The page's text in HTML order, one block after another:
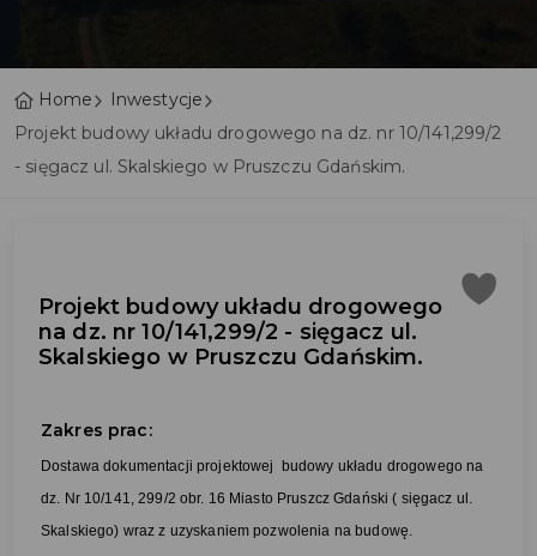
Home
Inwestycje
Projekt budowy układu drogowego na dz. nr 10/141,299/2
- sięgacz ul. Skalskiego w Pruszczu Gdańskim.
Projekt budowy układu drogowego
na dz. nr 10/141,299/2 - sięgacz ul.
Skalskiego w Pruszczu Gdańskim.
Zakres prac:
Dostawa dokumentacji projektowej budowy układu drogowego na
dz. Nr 10/141, 299/2 obr. 16 Miasto Pruszcz Gdański ( sięgacz ul.
Skalskiego) wraz z uzyskaniem pozwolenia na budowę.